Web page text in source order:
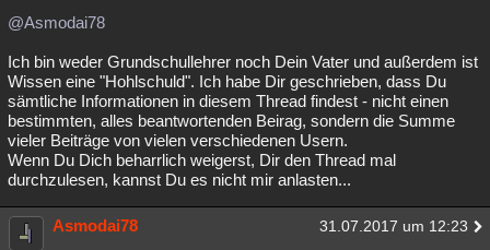
@Asmodai78
Ich bin weder Grundschullehrer noch Dein Vater und außerdem ist
Wissen eine "Hohlschuld". Ich habe Dir geschrieben, dass Du
sämtliche Informationen in diesem Thread findest - nicht einen
bestimmten, alles beantwortenden Beirag, sondern die Summe
vieler Beiträge von vielen verschiedenen Usern.
Wenn Du Dich beharrlich weigerst, Dir den Thread mal
durchzulesen, kannst Du es nicht mir anlasten...
Asmodai78 31.07.2017 um 12:23